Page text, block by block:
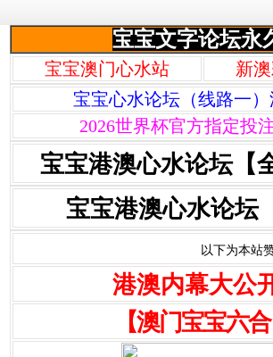
宝宝文字论坛永
宝宝澳门心水站
新
宝宝心水论坛（线路一
2026世界杯官方指定投
宝宝港澳心水论坛【
宝宝港澳心水论坛
以下为本站
港澳内幕大公
【澳门宝宝六